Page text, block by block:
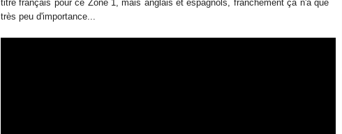
titre français pour ce Zone 1, mais anglais et espagnols, franchement ça n'a que
très peu d'importance...